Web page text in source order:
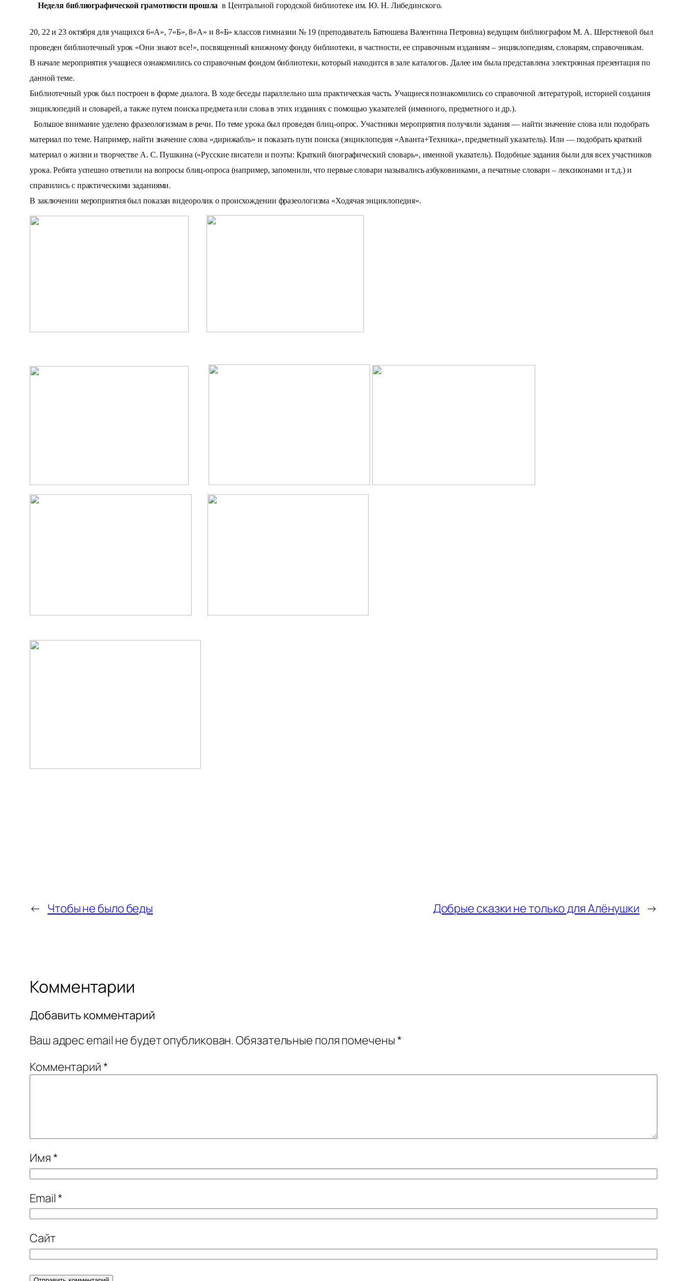
Неделя библиографической грамотности прошла в Центральной городской библиотеке им. Ю. Н. Либединского.
20, 22 и 23 октября для учащихся 6«А», 7«Б», 8«А» и 8«Б» классов гимназии № 19 (преподаватель Батюшева Валентина Петровна) ведущим библиографом М. А. Шерстневой был
проведен библиотечный урок «Они знают все!», посвященный книжному фонду библиотеки, в частности, ее справочным изданиям – энциклопедиям, словарям, справочникам.
В начале мероприятия учащиеся ознакомились со справочным фондом библиотеки, который находится в зале каталогов. Далее им была представлена электронная презентация по
данной теме.
Библиотечный урок был построен в форме диалога. В ходе беседы параллельно шла практическая часть. Учащиеся познакомились со справочной литературой, историей создания
энциклопедий и словарей, а также путем поиска предмета или слова в этих изданиях с помощью указателей (именного, предметного и др.).
Большое внимание уделено фразеологизмам в речи. По теме урока был проведен блиц-опрос. Участники мероприятия получили задания — найти значение слова или подобрать
материал по теме. Например, найти значение слова «дирижабль» и показать пути поиска (энциклопедия «Аванта+Техника», предметный указатель). Или — подобрать краткий
материал о жизни и творчестве А. С. Пушкина («Русские писатели и поэты: Краткий биографический словарь», именной указатель). Подобные задания были для всех участников
урока. Ребята успешно ответили на вопросы блиц-опроса (например, запомнили, что первые словари назывались азбуковниками, а печатные словари – лексиконами и т.д.) и
справились с практическими заданиями.
В заключении мероприятия был показан видеоролик о происхождении фразеологизма «Ходячая энциклопедия».
← Чтобы не было беды Добрые сказки не только для Алёнушки →
Комментарии
Добавить комментарий
Ваш адрес email не будет опубликован.Обязательные поля помечены*
Комментарий*
Имя*
Email*
Сайт